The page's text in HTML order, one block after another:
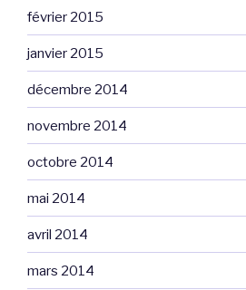
février 2015
janvier 2015
décembre 2014
novembre 2014
octobre 2014
mai 2014
avril 2014
mars 2014